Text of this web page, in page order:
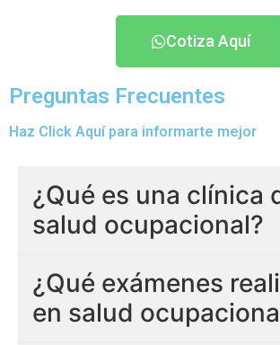
Cotiza Aquí
Preguntas Frecuentes
Haz Click Aquí para informarte mejor
¿Qué es una clínica
salud ocupacional?
¿Qué exámenes
en salud